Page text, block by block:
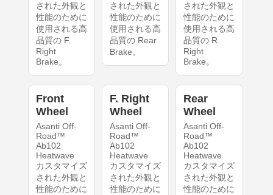
された外観と
性能のために
使用される高
品質の F.
Right
Brake。
された外観と
性能のために
使用される高
品質の Rear
Brake。
された外観と
性能のために
使用される高
品質の R.
Right
Brake。
Front
Wheel
Asanti Off-
Road™
Ab102
Heatwave
カスタマイズ
された外観と
性能のために
F. Right
Wheel
Asanti Off-
Road™
Ab102
Heatwave
カスタマイズ
された外観と
性能のために
Rear
Wheel
Asanti Off-
Road™
Ab102
Heatwave
カスタマイズ
された外観と
性能のために